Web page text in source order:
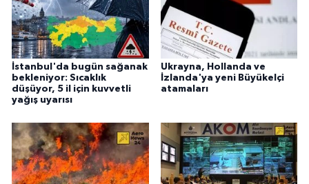
İstanbul'da bugün sağanak
bekleniyor: Sıcaklık
düşüyor, 5 il için kuvvetli
yağış uyarısı
Ukrayna, Hollanda ve
İzlanda'ya yeni Büyükelçi
atamaları